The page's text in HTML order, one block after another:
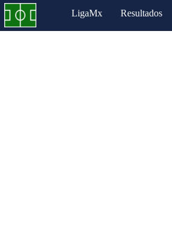
LigaMx Resultados